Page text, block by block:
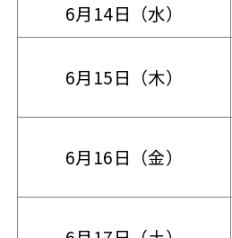
6月14日（水）
6月15日（木）
6月16日（金）